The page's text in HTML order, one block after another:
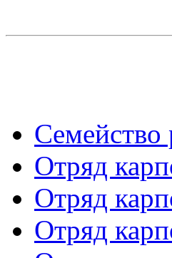
Семейство
Отряд
Отряд
Отряд